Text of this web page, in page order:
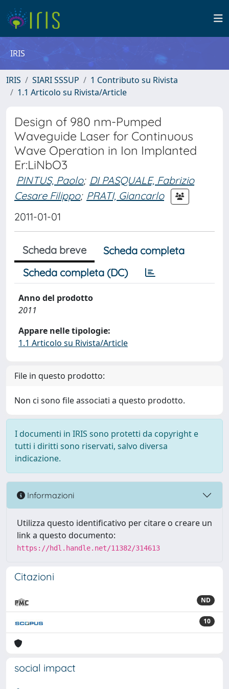
IRIS
IRIS SIARI SSSUP
1 Contributo su Rivista
1.1 Articolo su Rivista/Article
Design of 980 nm-Pumped
Waveguide Laser for Continuous
Wave Operation in Ion Implanted
Er:LiNbO3
PINTUS, Paolo; DI PASQUALE, Fabrizio
Cesare Filippo; PRATI, Giancarlo
2011-01-01
Scheda breve
Scheda completa
Scheda completa (DC)
Anno del prodotto
2011
Appare nelle tipologie:
1.1 Articolo su Rivista/Article
File in questo prodotto:
Non ci sono file associati a questo prodotto.
I documenti in IRIS sono protetti da copyright e
tutti i diritti sono riservati, salvo diversa
indicazione.
Informazioni
Utilizza questo identificativo per citare o creare un
link a questo documento:
https://hdl.handle.net/11382/314613
Citazioni
ND
10
social impact